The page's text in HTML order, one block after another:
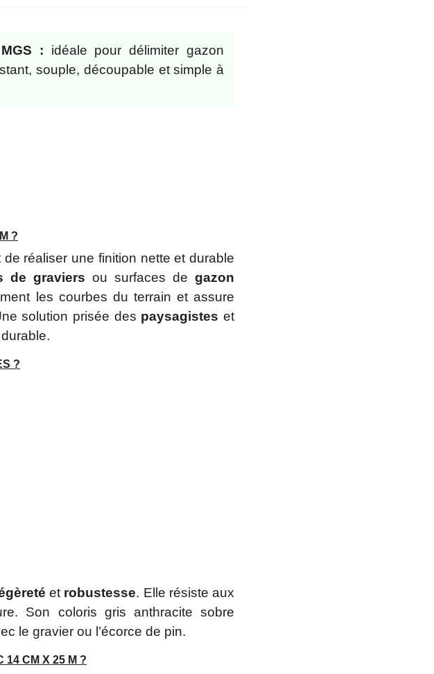
: idéale pour délimiter gazon
souple, découpable et simple à
?
de réaliser une finition nette et durable
de graviers ou surfaces de gazon
les courbes du terrain et assure
solution prisée des paysagistes et
?
et robustesse. Elle résiste aux
Son coloris gris anthracite sobre
le gravier ou l’écorce de pin.
14 CM X 25 M ?